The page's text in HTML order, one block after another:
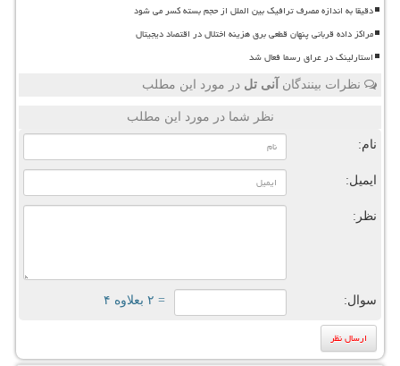
دقیقا به اندازه مصرف ترافیک بین الملل از حجم بسته کسر می شود
مراکز داده قربانی پنهان قطعی برق هزینه اختلال در اقتصاد دیجیتال
استارلینک در عراق رسما فعال شد
نظرات بینندگان آنی تل در مورد این مطلب
نظر شما در مورد این مطلب
نام:
ایمیل:
نظر:
سوال: = ۲ بعلاوه ۴